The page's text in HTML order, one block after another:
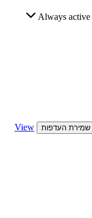
Always active
שמירת העדפות
View